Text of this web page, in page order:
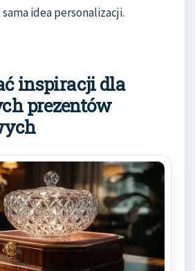
idea personalizacji.
inspiracji dla
prezentów